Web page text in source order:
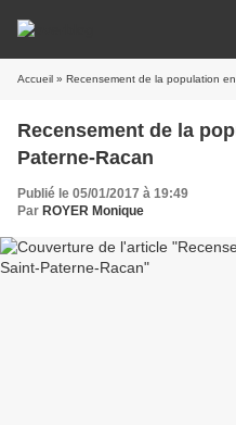
Accueil » Recensement de la population
Recensement de la
Paterne-Racan
Publié le 05/01/2017 à 19:49
Par ROYER Monique